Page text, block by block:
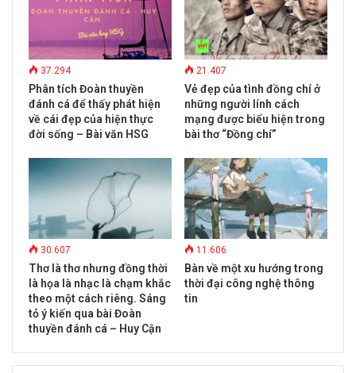
37.294
Phân tích Đoàn thuyền
đánh cá để thấy phát hiện
về cái đẹp của hiện thực
đời sống – Bài văn HSG
21.407
Vẻ đẹp của tình đồng chí ở
những người lính cách
mạng được biểu hiện trong
bài thơ “Đồng chí”
30.607
Thơ là thơ nhưng đồng thời
là họa là nhạc là chạm khắc
theo một cách riêng. Sáng
tỏ ý kiến qua bài Đoàn
thuyền đánh cá – Huy Cận
11.606
Bàn về một xu hướng trong
thời đại công nghệ thông
tin